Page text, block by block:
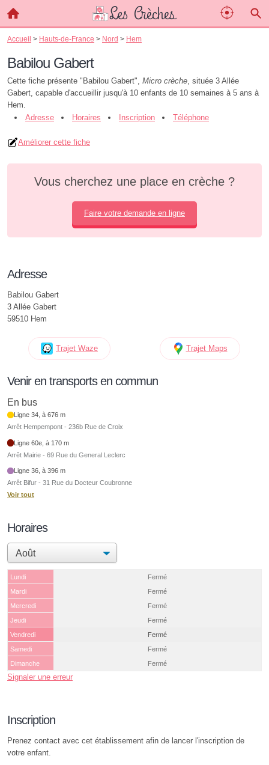
Accueil > Hauts-de-France > Nord > Hem
Babilou Gabert
Cette fiche présente "Babilou Gabert", Micro crèche, située 3 Allée
Gabert, capable d'accueillir jusqu'à 10 enfants de 10 semaines à 5 ans à
Hem.
Adresse
Horaires Inscription Téléphone
Améliorer cette fiche
Vous cherchez une place en crèche ?
Faire votre demande en ligne
Adresse
Babilou Gabert
3 Allée Gabert
59510 Hem
Trajet Waze Trajet Maps
Venir en transports en commun
En bus
Ligne 34, à 676 m
Arrêt Hempempont - 236b Rue de Croix
Ligne 60e, à 170 m
Arrêt Mairie - 69 Rue du General Leclerc
Ligne 36, à 396 m
Arrêt Bifur - 31 Rue du Docteur Coubronne
Voir tout
Horaires
Lundi
Fermé
Mardi
Fermé
Mercredi
Fermé
Jeudi
Fermé
Vendredi
Fermé
Samedi
Fermé
Dimanche
Fermé
Signaler une erreur
Inscription
Prenez contact avec cet établissement afin de lancer l'inscription de
votre enfant.